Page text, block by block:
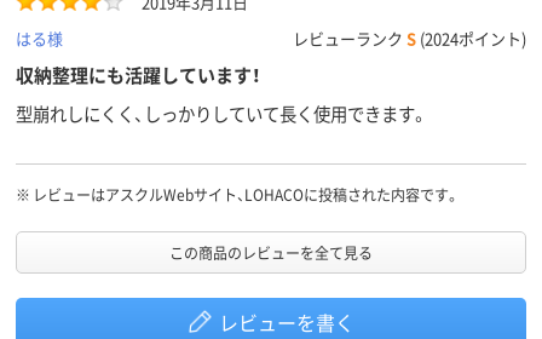
はる様
レビューランク S (2024ポイント)
収納整理にも活躍しています！
型崩れしにくく、しっかりしていて長く使用できます。
※ レビューはアスクルWebサイト、LOHACOに投稿された内容です。
この商品のレビューを全て見る
レビューを書く